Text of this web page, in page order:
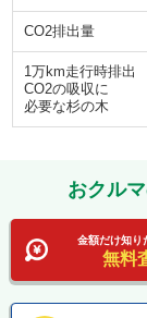
CO2排出量
1万km走行時排出
CO2の吸収に
必要な杉の木
おクル
金額だけ知り
無料